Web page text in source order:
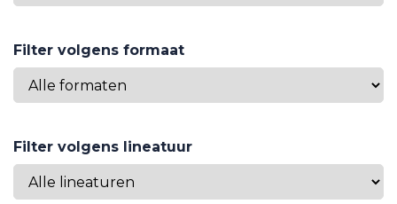
Filter volgens formaat
Filter volgens lineatuur